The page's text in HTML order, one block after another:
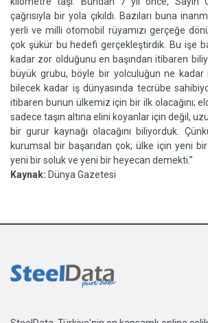
çağrısıyla bir yola çıkıldı. Bazıları buna
yerli ve milli otomobil rüyamızı gerçeğe
çok şükür bu hedefi gerçekleştirdik. Bu işe
kadar zor olduğunu en başından itibaren
büyük grubu, böyle bir yolculuğun ne kadar
bilecek kadar iş dünyasında tecrübe
itibaren bunun ülkemiz için bir ilk olacağını;
sadece taşın altına elini koyanlar için değil,
bir gurur kaynağı olacağını biliyorduk.
kurumsal bir başarıdan çok; ülke için yeni
yeni bir soluk ve yeni bir heyecan demekti.”
Kaynak: Dünya Gazetesi